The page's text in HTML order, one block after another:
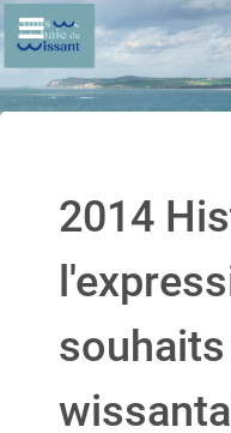
2014